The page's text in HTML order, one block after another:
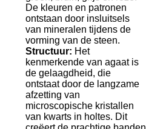
De kleuren en patronen
ontstaan door insluitsels
van mineralen tijdens de
vorming van de steen.
Structuur: Het
kenmerkende van agaat is
de gelaagdheid, die
ontstaat door de langzame
afzetting van
microscopische kristallen
van kwarts in holtes. Dit